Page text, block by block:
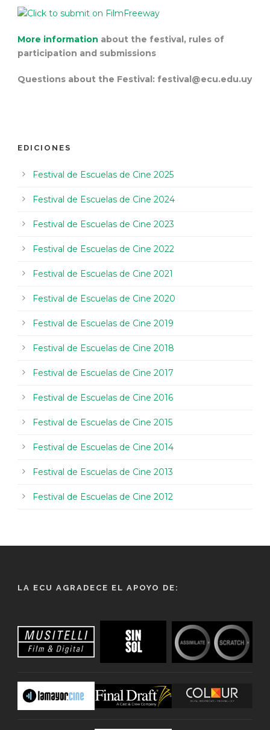
More information about the festival, rules of
participation and submissions
Questions about the Festival: festival@ecu.edu.uy
EDICIONES
Festival de Escuelas de Cine 2025
Festival de Escuelas de Cine 2024
Festival de Escuelas de Cine 2023
Festival de Escuelas de Cine 2022
Festival de Escuelas de Cine 2021
Festival de Escuelas de Cine 2020
Festival de Escuelas de Cine 2019
Festival de Escuelas de Cine 2018
Festival de Escuelas de Cine 2017
Festival de Escuelas de Cine 2016
Festival de Escuelas de Cine 2015
Festival de Escuelas de Cine 2014
Festival de Escuelas de Cine 2013
Festival de Escuelas de Cine 2012
LA ECU AGRADECE EL APOYO DE: